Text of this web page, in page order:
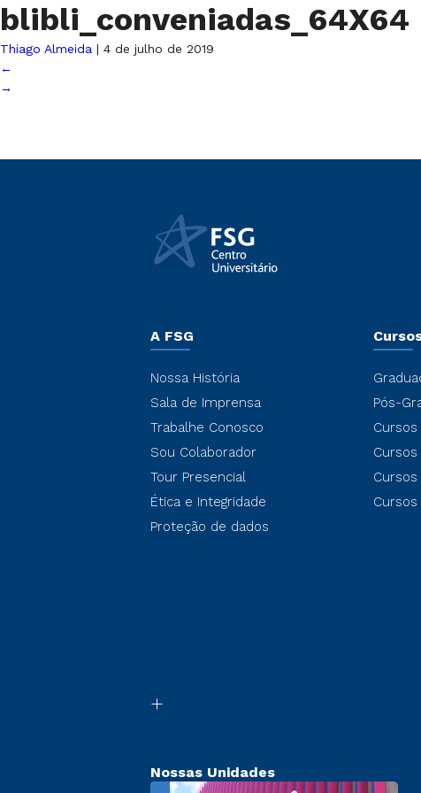
blibli_conveniadas_64X64
Thiago Almeida | 4 de julho de 2019
←
→
A FSG
Nossa História
Sala de Imprensa
Trabalhe Conosco
Sou Colaborador
Tour Presencial
Ética e Integridade
Proteção de dados
Pós-
Cursos
Cursos
Cursos
Nossas Unidades